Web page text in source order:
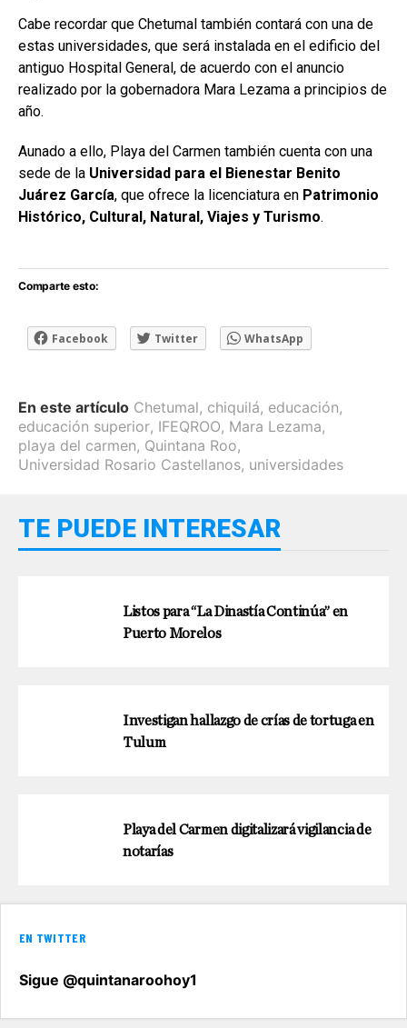
Cabe recordar que Chetumal también contará con una de
estas universidades, que será instalada en el edificio del
antiguo Hospital General, de acuerdo con el anuncio
realizado por la gobernadora Mara Lezama a principios de
año.
Aunado a ello, Playa del Carmen también cuenta con una
sede de la Universidad para el Bienestar Benito
Juárez García, que ofrece la licenciatura en Patrimonio
Histórico, Cultural, Natural, Viajes y Turismo.
Comparte esto:
Facebook Twitter WhatsApp
En este artículo Chetumal, chiquilá, educación,
educación superior, IFEQROO, Mara Lezama,
playa del carmen, Quintana Roo,
Universidad Rosario Castellanos, universidades
TE PUEDE INTERESAR
Listos para “La Dinastía Continúa” en
Puerto Morelos
Investigan hallazgo de crías de tortuga en
Tulum
Playa del Carmen digitalizará vigilancia de
notarías
EN TWITTER
Sigue @quintanaroohoy1